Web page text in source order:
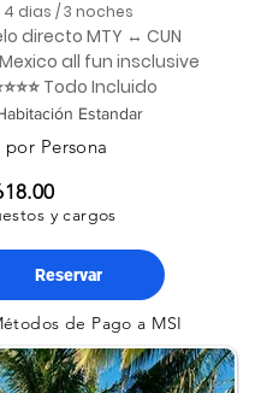
4 dias / 3 noches
directo MTY ↔ CUN
all fun insclusive
Todo Incluido
Estandar
Persona
y cargos
Reservar
de Pago a MSI